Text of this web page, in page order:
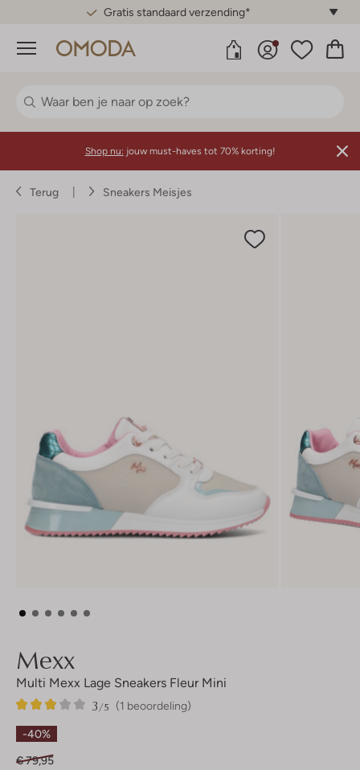
Gratis standaard verzending*
Menu
Shop nu: jouw must-haves tot 70% korting!
Terug Sneakers Meisjes
Mexx
Multi Mexx Lage Sneakers Fleur Mini
(1 beoordeling)
3/5
1
3
Sterren
-40%
€ 79,95